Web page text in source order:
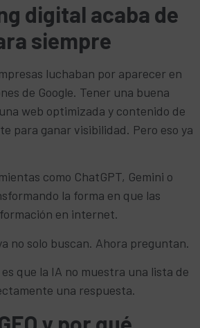
digital acaba de
siempre
luchaban por aparecer en
de Google. Tener una buena
web optimizada y contenido de
para ganar visibilidad. Pero eso ya
como ChatGPT, Gemini o
la forma en que las
en internet.
no solo buscan. Ahora preguntan.
que la IA no muestra una lista de
una respuesta.